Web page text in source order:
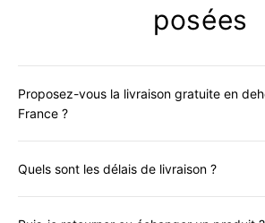
posées
Proposez-vous la livraison gratuite en
France ?
livraisons en France pour toute
110 €. Pour tous les autres pays, des
compétitifs sont calculés
Quels sont les délais de livraison ?